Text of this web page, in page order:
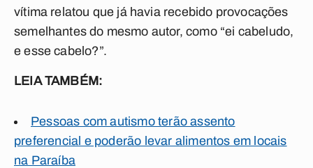
vítima relatou que já havia recebido provocações
semelhantes do mesmo autor, como “ei cabeludo,
e esse cabelo?”.
LEIA TAMBÉM:
Pessoas com autismo terão assento
preferencial e poderão levar alimentos em locais
na Paraíba